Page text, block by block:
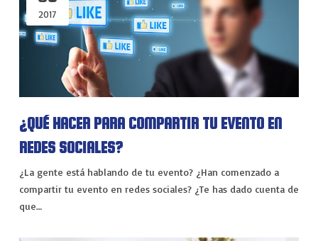
¿QUÉ HACER PARA COMPARTIR TU EVENTO EN
REDES SOCIALES?
2017
¿La gente está hablando de tu evento? ¿Han comenzado a
compartir tu evento en redes sociales? ¿Te has dado cuenta de
que…